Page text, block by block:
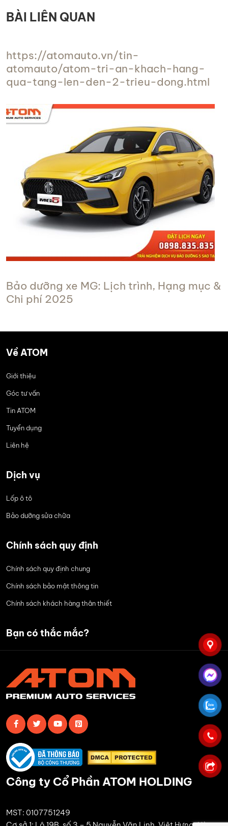
BÀI LIÊN QUAN
https://atomauto.vn/tin-
atomauto/atom-tri-an-khach-hang-
qua-tang-len-den-2-trieu-dong.html
Bảo dưỡng xe MG: Lịch trình, Hạng mục &
Chi phí 2025
Về ATOM
Giới thiệu
Góc tư vấn
Tin ATOM
Tuyển dụng
Liên hệ
Dịch vụ
Lốp ô tô
Bảo dưỡng sửa chữa
Chính sách quy định
Chính sách quy định chung
Chính sách bảo mật thông tin
Chính sách khách hàng thân thiết
Bạn có thắc mắc?
Công ty Cổ Phần ATOM HOLDING
MST: 0107751249